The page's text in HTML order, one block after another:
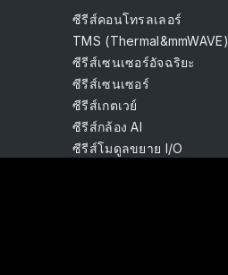
ซีรีส์คอนโทรลเลอร์
TMS (Thermal&mmWAVE)
ซีรีส์เซนเซอร์อัจฉริยะ
ซีรีส์เซนเซอร์
ซีรีส์เกตเวย์
ซีรีส์กล้อง AI
ซีรีส์โมดูลขยาย I/O